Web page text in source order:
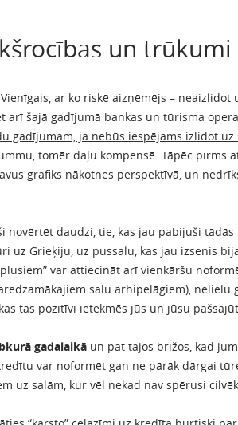
un trūkumi
ar ko riskē aizņēmējs – neaizlidot
arī šajā gadījumā bankas un tūrisma
gadījumam, ja nebūs iespējams izlidot uz
tomēr daļu kompensē. Tāpēc pirms
grafiks nākotnes perspektīvā, un
daudzi, tie, kas jau pabijuši tādās
uz Grieķiju, uz pussalu, kas jau izsenis
var attiecināt arī vienkāršu
salu arhipelāgiem), nelielu
tas pozitīvi ietekmēs jūs un jūsu
gadalaikā un pat tajos brīžos, kad
var noformēt gan ne pārāk dārgai
uz salām, kur vēl nekad nav spērusi